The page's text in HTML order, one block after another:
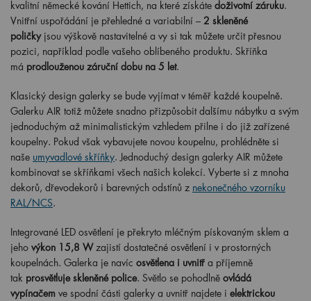
kvalitní německé kování Hettich, na které získáte doživotní záruku.
Vnitřní uspořádání je přehledné a variabilní – 2 skleněné
poličky jsou výškově nastavitelné a vy si tak můžete určit přesnou
pozici, například podle vašeho oblíbeného produktu. Skříňka
má prodlouženou záruční dobu na 5 let.
Klasický design galerky se bude vyjímat v téměř každé koupelně.
Galerku AIR totiž můžete snadno přizpůsobit dalšímu nábytku a svým
jednoduchým až minimalistickým vzhledem přilne i do již zařízené
koupelny. Pokud však vybavujete novou koupelnu, prohlédněte si
naše umyvadlové skříňky. Jednoduchý design galerky AIR můžete
kombinovat se skříňkami všech našich kolekcí. Vyberte si z mnoha
dekorů, dřevodekorů i barevných odstínů z nekonečného vzorníku
RAL/NCS.
Integrované LED osvětlení je překryto mléčným pískovaným sklem a
jeho výkon 15,8 W zajistí dostatečné osvětlení i v prostorných
koupelnách. Galerka je navíc osvětlena i uvnitř a příjemně
tak prosvětluje skleněné police. Světlo se pohodlně ovládá
vypínačem ve spodní části galerky a uvnitř najdete i elektrickou